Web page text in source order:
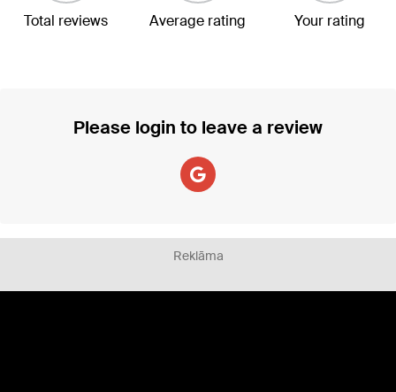
Total reviews Average rating Your rating
Please login to leave a review
Reklāma